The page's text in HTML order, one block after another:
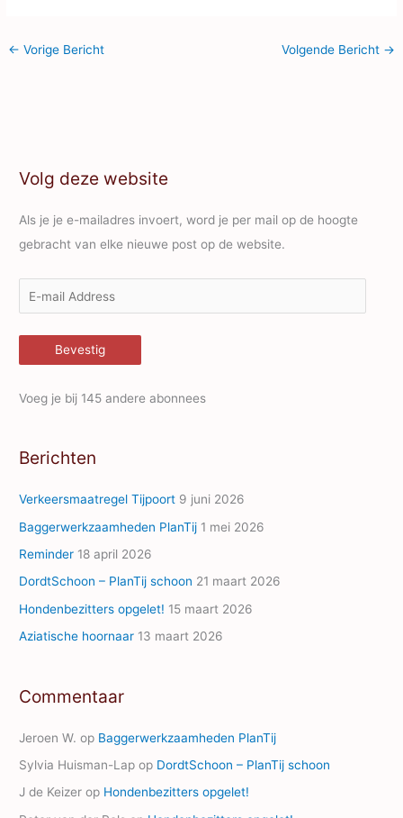
← Vorige Bericht Volgende Bericht →
Volg deze website
Als je je e-mailadres invoert, word je per mail op de hoogte
gebracht van elke nieuwe post op de website.
-
m
a
d
r
e
s
s
Bevestig
Voeg je bij 145 andere abonnees
Berichten
Verkeersmaatregel Tijpoort 9 juni 2026
Baggerwerkzaamheden PlanTij 1 mei 2026
Reminder 18 april 2026
DordtSchoon – PlanTij schoon 21 maart 2026
Hondenbezitters opgelet! 15 maart 2026
Aziatische hoornaar 13 maart 2026
Commentaar
Jeroen W. op Baggerwerkzaamheden PlanTij
Sylvia Huisman-Lap op DordtSchoon – PlanTij schoon
J de Keizer op Hondenbezitters opgelet!